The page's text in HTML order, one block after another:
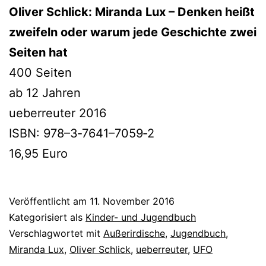
Oliver Schlick: Miranda Lux – Denken heißt
zwei­feln oder war­um jede Geschichte zwei
Seiten hat
400 Seiten
ab 12 Jahren
ueber­reu­ter 2016
ISBN: 978–3‑7641–7059‑2
16,95 Euro
Veröffentlicht am 11. November 2016
Kategorisiert als Kinder- und Jugendbuch
Verschlagwortet mit Außerirdische, Jugendbuch,
Miranda Lux, Oliver Schlick, ueberreuter, UFO